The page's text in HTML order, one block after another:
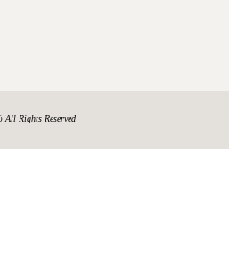
All Rights Reserved